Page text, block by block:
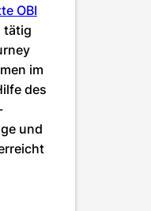
OBI
tätig
im
des
und